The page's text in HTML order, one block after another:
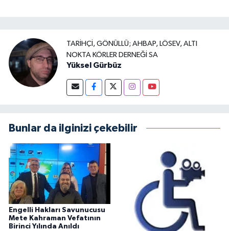
TARIHÇI, GÖNÜLLÜ; AHBAP, LÖSEV, ALTI
NOKTA KÖRLER DERNEĞI SA
Yüksel Gürbüz
Bunlar da ilginizi çekebilir
Engelli Hakları Savunucusu
Mete Kahraman Vefatının
Birinci Yılında Anıldı